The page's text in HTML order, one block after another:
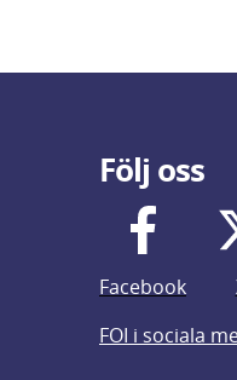
Följ oss
Facebook
FOI i sociala